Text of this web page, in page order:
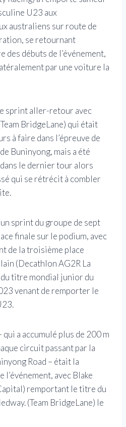
U23 aux
australiens sur route de
se retournant
des débuts de l’événement,
par une voiture la
sprint aller-retour avec
BridgeLane) qui était
à faire dans l’épreuve de
Buninyong, mais a été
le dernier tour alors
qui se rétrécit à combler
sprint du groupe de sept
finale sur le podium, avec
de la troisième place
(Decathlon AG2R La
titre mondial junior du
venant de remporter le
a accumulé plus de 200 m
circuit passant par la
Road – était la
avec Blake
remportant le titre du
(Team BridgeLane) le